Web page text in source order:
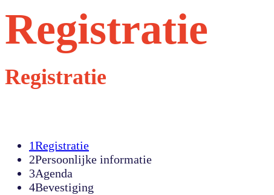
Registratie
Registratie
1Registratie
2Persoonlijke informatie
3Agenda
4Bevestiging